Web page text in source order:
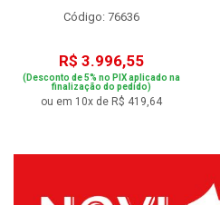
Código: 76636
R$ 3.996,55
(Desconto de 5% no PIX aplicado na
finalização do pedido)
ou em 10x de R$ 419,64